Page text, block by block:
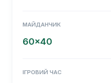
МАЙДАНЧИК
60x40
ІГРОВИЙ ЧАС